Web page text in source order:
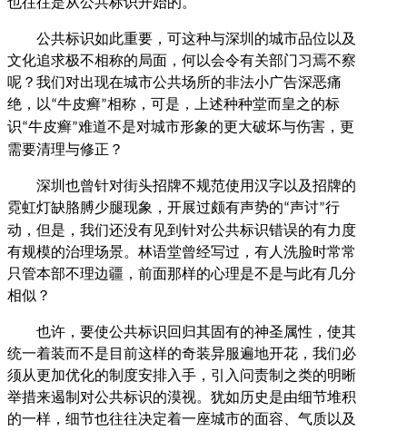
公共标识如此重要，可这种与深圳的城市品位以及
文化追求极不相称的局面，何以会令有关部门习焉不察
呢？我们对出现在城市公共场所的非法小广告深恶痛
绝，以“牛皮癣”相称，可是，上述种种堂而皇之的标
识“牛皮癣”难道不是对城市形象的更大破坏与伤害，更
需要清理与修正？
深圳也曾针对街头招牌不规范使用汉字以及招牌的
霓虹灯缺胳膊少腿现象，开展过颇有声势的“声讨”行
动，但是，我们还没有见到针对公共标识错误的有力度
有规模的治理场景。林语堂曾经写过，有人洗脸时常常
只管本部不理边疆，前面那样的心理是不是与此有几分
相似？
也许，要使公共标识回归其固有的神圣属性，使其
统一着装而不是目前这样的奇装异服遍地开花，我们必
须从更加优化的制度安排入手，引入问责制之类的明晰
举措来遏制对公共标识的漠视。犹如历史是由细节堆积
的一样，细节也往往决定着一座城市的面容、气质以及